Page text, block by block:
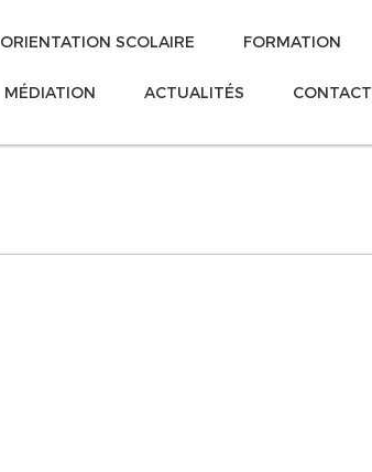
ORIENTATION SCOLAIRE FORMATION
MÉDIATION ACTUALITÉS CONTACT